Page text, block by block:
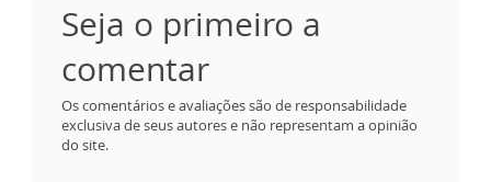
Seja o primeiro a
comentar
Os comentários e avaliações são de responsabilidade
exclusiva de seus autores e não representam a opinião
do site.